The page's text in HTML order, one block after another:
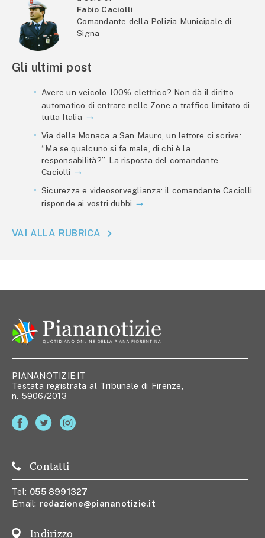
Fabio Caciolli
Comandante della Polizia Municipale di
Signa
Gli ultimi post
Avere un veicolo 100% elettrico? Non dà il diritto
automatico di entrare nelle Zone a traffico limitato di
tutta Italia
Via della Monaca a San Mauro, un lettore ci scrive:
“Ma se qualcuno si fa male, di chi è la
responsabilità?”. La risposta del comandante
Caciolli
Sicurezza e videosorveglianza: il comandante Caciolli
risponde ai vostri dubbi
VAI ALLA RUBRICA
PIANANOTIZIE.IT
Testata registrata al Tribunale di Firenze,
n. 5906/2013
Contatti
Tel: 055 8991327
Email: redazione@piananotizie.it
Indirizzo